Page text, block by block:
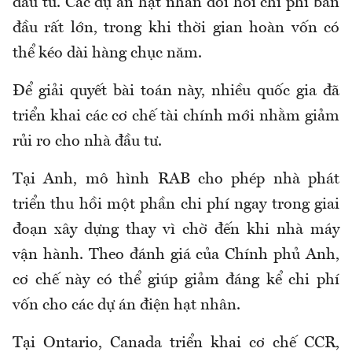
đầu rất lớn, trong khi thời gian hoàn vốn có
thể kéo dài hàng chục năm.
Để giải quyết bài toán này, nhiều quốc gia đã
triển khai các cơ chế tài chính mới nhằm giảm
rủi ro cho nhà đầu tư.
Tại Anh, mô hình RAB cho phép nhà phát
triển thu hồi một phần chi phí ngay trong giai
đoạn xây dựng thay vì chờ đến khi nhà máy
vận hành. Theo đánh giá của Chính phủ Anh,
cơ chế này có thể giúp giảm đáng kể chi phí
vốn cho các dự án điện hạt nhân.
Tại Ontario, Canada triển khai cơ chế CCR,